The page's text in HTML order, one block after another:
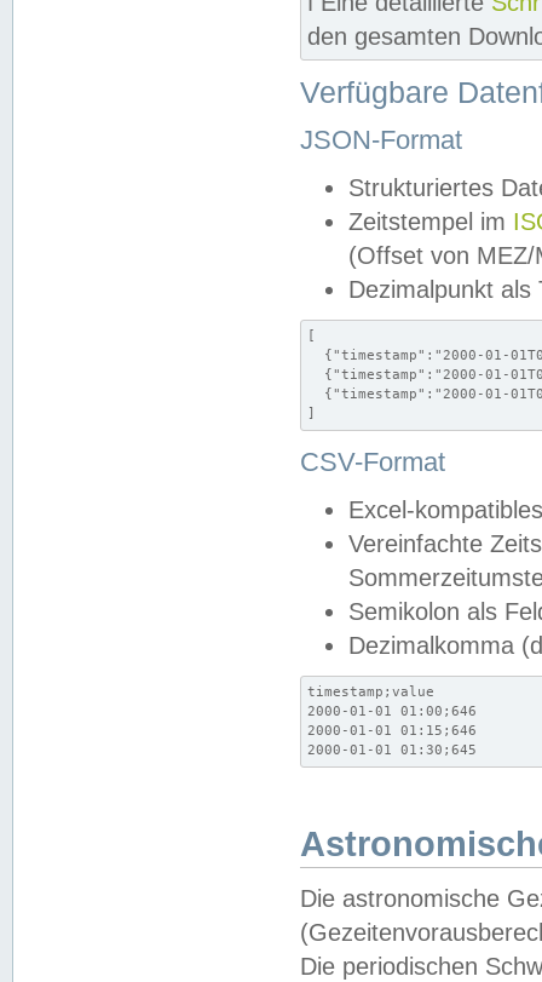
den gesamten
Verfügbare
JSON-Format
Strukturiertes
Zeitstempel im
(Offset von MEZ/
Dezimalpunkt als
[
{"timestamp":"2000-01-
{"timestamp":"2000-01-
{"timestamp":"2000-01-
]
CSV-Format
Excel-
Vereinfachte
Semikolon als
Dezimalkomma
timestamp;value
2000-01-01 01:00;646
2000-01-01 01:15;646
2000-01-01 01:30;645
Die astronomische
Die periodischen